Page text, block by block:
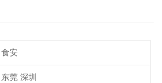
食安
东莞 深圳